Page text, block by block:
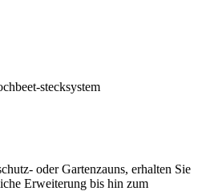
oder Gartenzauns, erhalten Sie
Erweiterung bis hin zum